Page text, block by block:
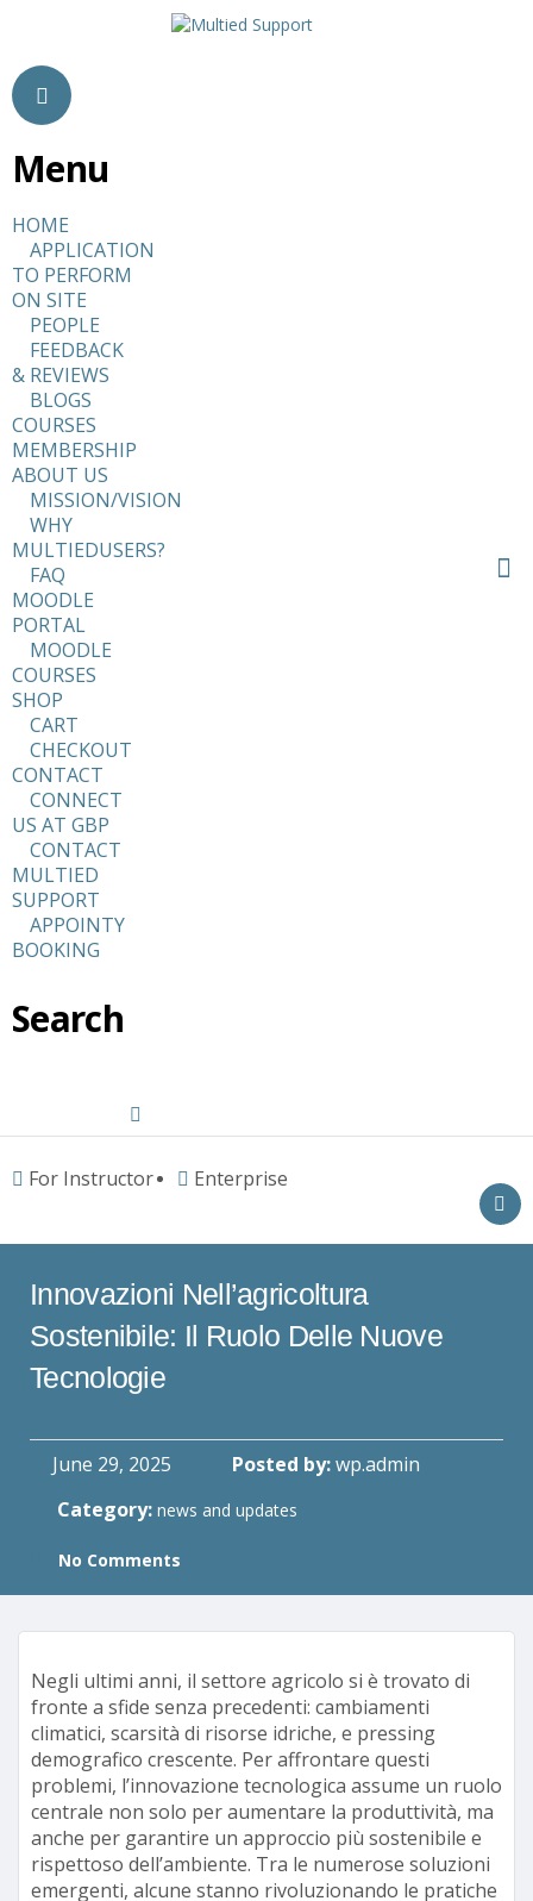
Menu
HOME
APPLICATION
TO PERFORM
ON SITE
PEOPLE
FEEDBACK
& REVIEWS
BLOGS
COURSES
MEMBERSHIP
ABOUT US
MISSION/VISION
WHY
MULTIEDUSERS?
FAQ
MOODLE
PORTAL
MOODLE
COURSES
SHOP
CART
CHECKOUT
CONTACT
CONNECT
US AT GBP
CONTACT
MULTIED
SUPPORT
APPOINTY
BOOKING
Search
For Instructor Enterprise
Innovazioni Nell’agricoltura
Sostenibile: Il Ruolo Delle Nuove
Tecnologie
June 29, 2025 Posted by:wp.admin
Category: news and updates
No Comments
Negli ultimi anni, il settore agricolo si è trovato di
fronte a sfide senza precedenti: cambiamenti
climatici, scarsità di risorse idriche, e pressing
demografico crescente. Per affrontare questi
problemi, l’innovazione tecnologica assume un ruolo
centrale non solo per aumentare la produttività, ma
anche per garantire un approccio più sostenibile e
rispettoso dell’ambiente. Tra le numerose soluzioni
emergenti, alcune stanno rivoluzionando le pratiche